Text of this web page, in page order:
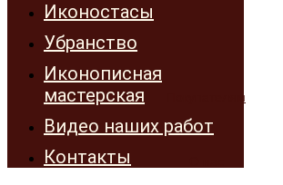
Покупателям
Иконостасы
Убранство
Иконописная
мастерская
Видео наших работ
Контакты